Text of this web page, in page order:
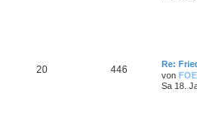
20 446
Re:
von FOE
Sa 18.